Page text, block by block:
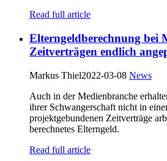
Read full article
Elterngeldberechnung bei
Zeitverträgen endlich
Markus Thiel2022-03-08 News
Auch in der Medienbranche
ihrer Schwangerschaft nicht in
projektgebundenen Zeitverträge
berechnetes Elterngeld.
Read full article